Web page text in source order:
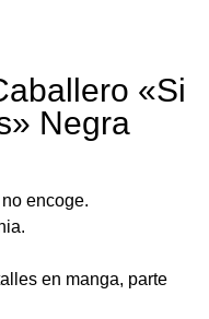
«Si
Negra
encoge.
en manga, parte